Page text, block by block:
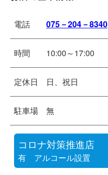
電話 075－204－8340
時間 10:00～17:00
定休日 日、祝日
駐車場 無
コロナ対策推進店
有 アルコール設置